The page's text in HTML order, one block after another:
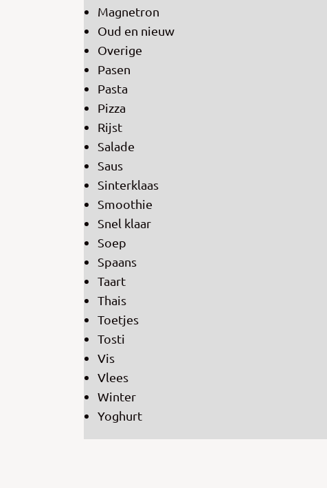
Magnetron
Oud en nieuw
Overige
Pasen
Pasta
Pizza
Rijst
Salade
Saus
Sinterklaas
Smoothie
Snel klaar
Soep
Spaans
Taart
Thais
Toetjes
Tosti
Vis
Vlees
Winter
Yoghurt